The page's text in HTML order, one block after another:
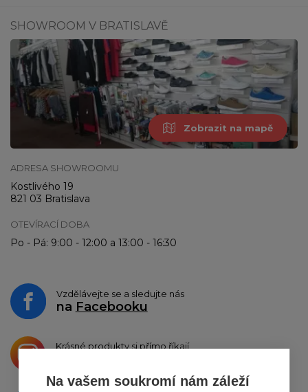
Na vašem soukromí nám záleží
SHOWROOM V BRATISLAVĚ
Zobrazit na mapě
ADRESA SHOWROOMU
Kostlivého 19
821 03 Bratislava
OTEVÍRACÍ DOBA
Po - Pá: 9:00 - 12:00 a 13:00 - 16:30
Vzdělávejte se a sledujte nás
na Facebooku
Krásné produkty si přímo říkají